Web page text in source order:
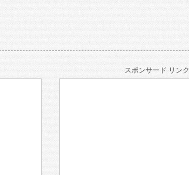
スポンサード リンク